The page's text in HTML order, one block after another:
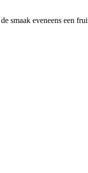
smaak eveneens een